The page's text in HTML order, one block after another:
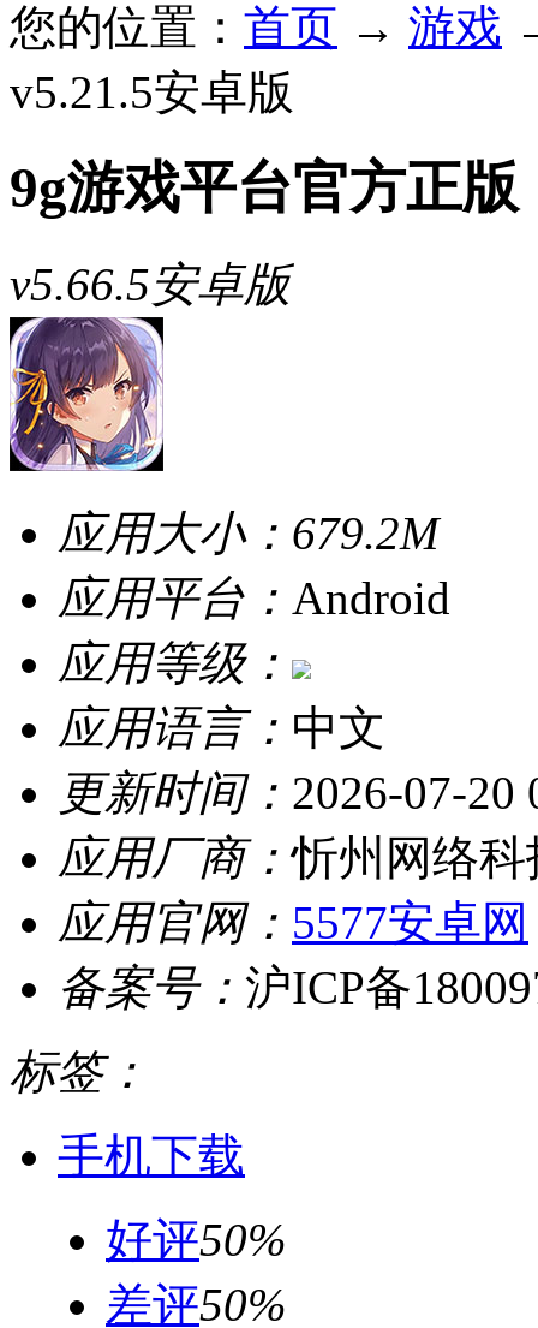
您的位置： 首页 → 游戏
v5.21.5安卓版
9g游戏平台官方正版
v5.66.5安卓版
应用大小： 679.2M
应用平台： Android
应用等级：
应用语言： 中文
更新时间： 2026-07-20
应用厂商：忻州网络
应用官网： 5577安卓网
备案号： 沪ICP备
标签：
手机下载
好评50%
差评50%